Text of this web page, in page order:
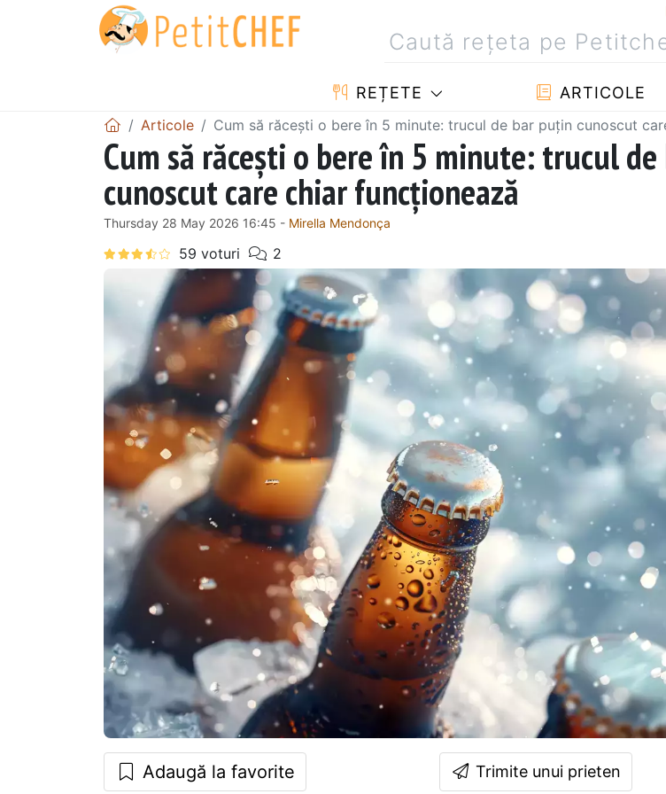
REȚETE ARTICOLE
Articole Cum să răcești o bere în 5 minute: trucul de bar puțin cunoscut
Cum să răcești o bere în 5 minute: trucul
cunoscut care chiar funcționează
Thursday 28 May 2026 16:45 - Mirella Mendonça
Adaugă la favorite Trimite unui prieten